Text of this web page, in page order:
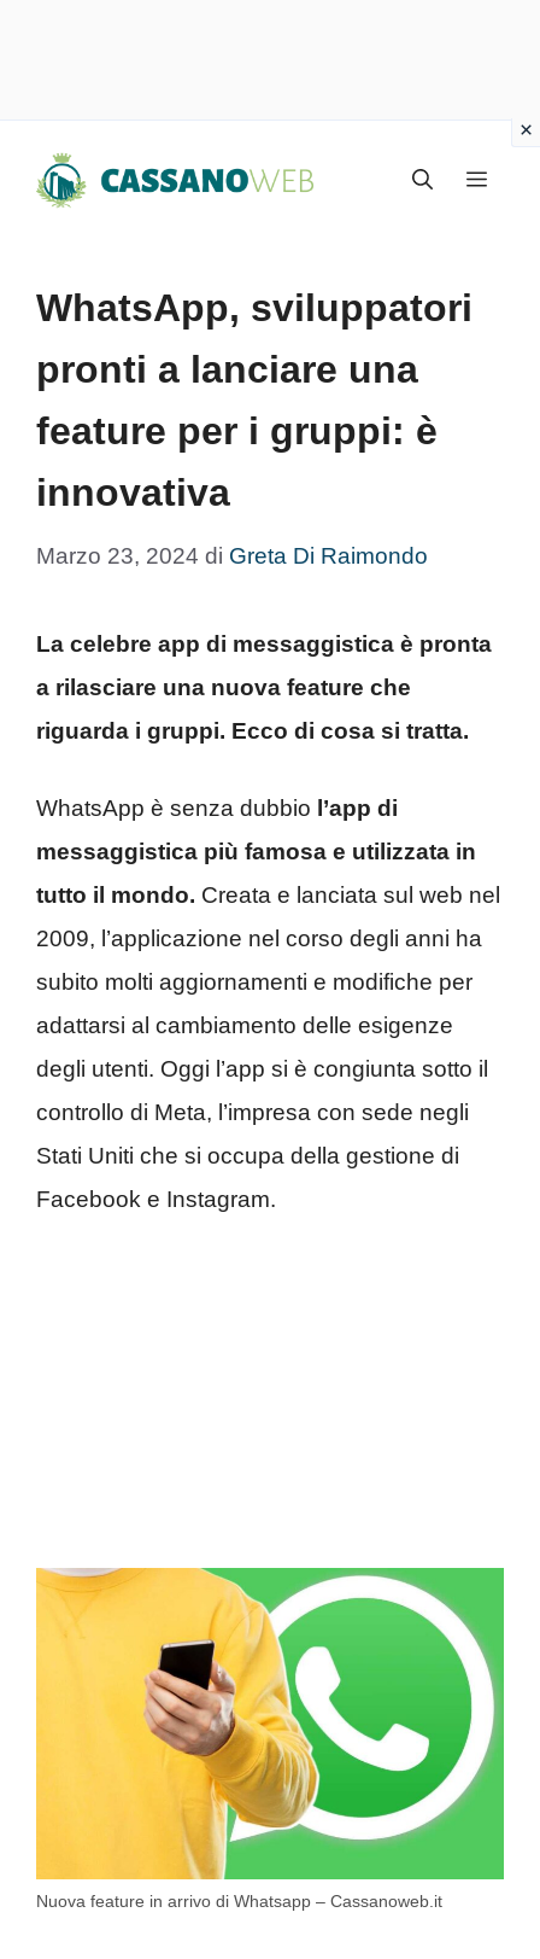
Menu
WhatsApp, sviluppatori
pronti a lanciare una
feature per i gruppi: è
innovativa
Marzo 23, 2024 di Greta Di Raimondo
La celebre app di messaggistica è pronta
a rilasciare una nuova feature che
riguarda i gruppi. Ecco di cosa si tratta.
WhatsApp è senza dubbio l’app di
messaggistica più famosa e utilizzata in
tutto il mondo. Creata e lanciata sul web nel
2009, l’applicazione nel corso degli anni ha
subito molti aggiornamenti e modifiche per
adattarsi al cambiamento delle esigenze
degli utenti. Oggi l’app si è congiunta sotto il
controllo di Meta, l’impresa con sede negli
Stati Uniti che si occupa della gestione di
Facebook e Instagram.
Nuova feature in arrivo di Whatsapp – Cassanoweb.it